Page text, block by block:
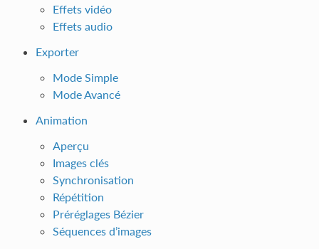
Effets vidéo
Effets audio
Exporter
Mode Simple
Mode Avancé
Animation
Aperçu
Images clés
Synchronisation
Répétition
Préréglages Bézier
Séquences d’images